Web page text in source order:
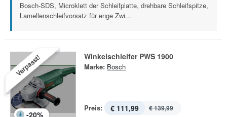
Bosch-SDS, Microklett der Schleifplatte, drehbare Schleifspitze,
Lamellenschleifvorsatz für enge Zwi...
Verpasst!
-20%
Winkelschleifer PWS 1900
Marke: Bosch
Preis: € 111,99 € 139,99